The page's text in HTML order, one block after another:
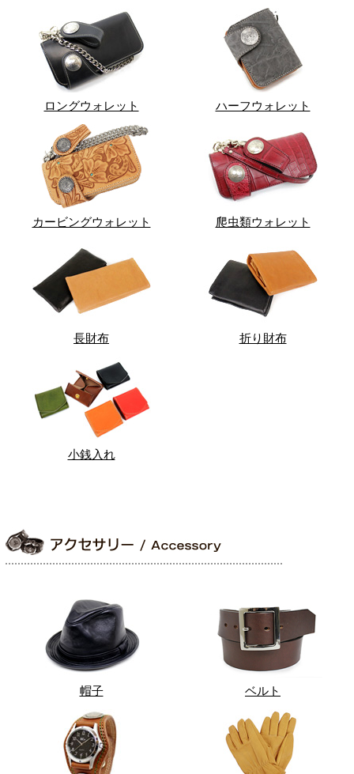
ロングウォレット ハーフウォレット
カービングウォレット 爬虫類ウォレット
長財布 折り財布
小銭入れ
帽子 ベルト